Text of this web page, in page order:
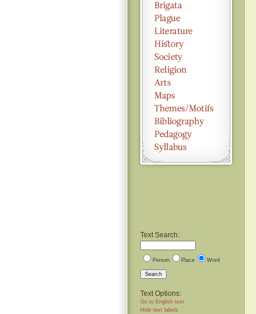
Text Search:
Person Place Word
Search
Text Options:
Go to English text
Hide text labels